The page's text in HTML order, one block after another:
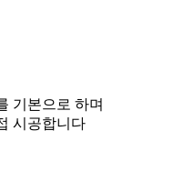
기본으로 하며
시공합니다